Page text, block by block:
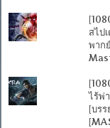
สไป
พาก
ไร้พ่
[บร